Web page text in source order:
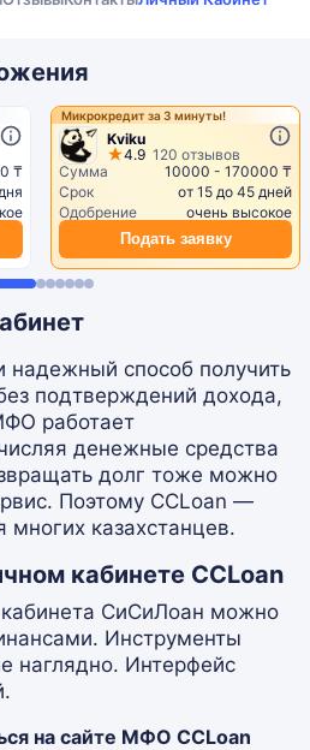
₸
Микрокредит за 3 минуты!
Kviku
4.9 120 отзывов
Сумма
10000 - 170000 ₸
Срок
от 15 до 45 дней
Одобрение
очень высокое
Подать заявку
способ получить
подтверждений дохода,
работает
денежные средства
долг тоже можно
Поэтому ССLoan —
казахстанцев.
кабинете ССLoan
СиСиЛоан можно
Инструменты
наглядно. Интерфейс
на сайте МФО ССLoan